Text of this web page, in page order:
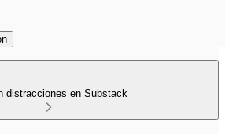
distracciones en Substack